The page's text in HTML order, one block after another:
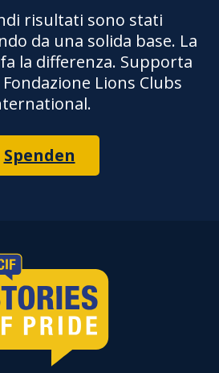
risultati sono stati
da una solida base. La
la differenza. Supporta
Lions Clubs
Spenden